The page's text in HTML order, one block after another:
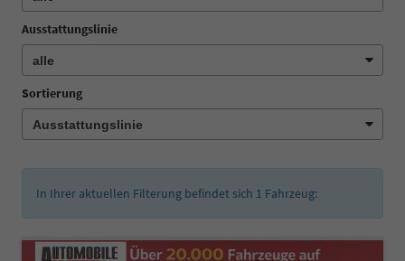
Ausstattungslinie
Sortierung
In Ihrer aktuellen Filterung befindet sich 1 Fahrzeug: